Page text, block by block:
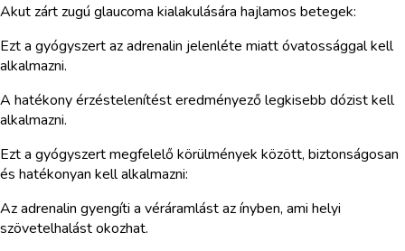
Akut zárt zugú glaucoma kialakulására hajlamos betegek:
Ezt a gyógyszert az adrenalin jelenléte miatt óvatossággal kell
alkalmazni.
A hatékony érzéstelenítést eredményező legkisebb dózist kell
alkalmazni.
Ezt a gyógyszert megfelelő körülmények között, biztonságosan
és hatékonyan kell alkalmazni:
Az adrenalin gyengíti a véráramlást az ínyben, ami helyi
szövetelhalást okozhat.